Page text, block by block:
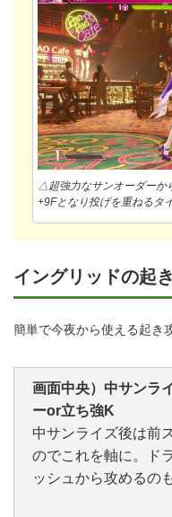
△超強力なサンオーダーか
+9Fとなり投げを重ねるタ
イングリッドの起
簡単で今夜から使える起き
画面中央）中サンラ
ーor立ち強K
中サンライズ後は前
のでこれを軸に。ド
ッシュから攻めるの